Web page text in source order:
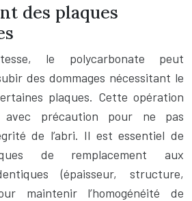
des plaques
le polycarbonate peut
des dommages nécessitant le
plaques. Cette opération
précaution pour ne pas
de l’abri. Il est essentiel de
de remplacement aux
(épaisseur, structure,
maintenir l’homogénéité de